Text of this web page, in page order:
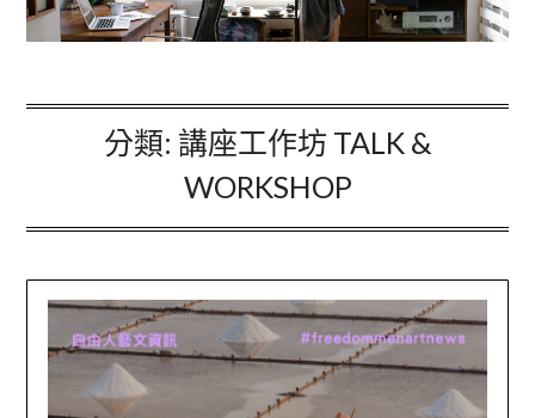
分類: 講座工作坊 TALK &
WORKSHOP